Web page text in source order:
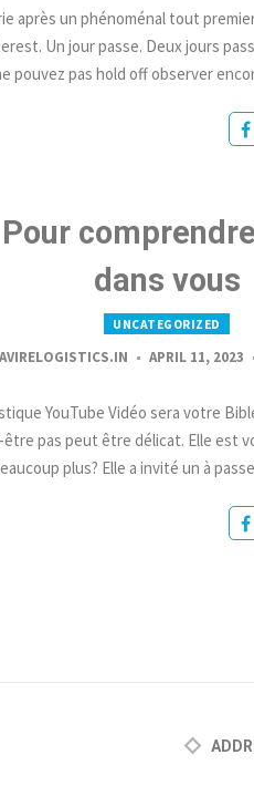
après un phénoménal tout
Un jour passe. Deux jours
pouvez pas hold off observer
dans vous
UNCATEGORIZED
APRIL 11, 2023
YouTube Vidéo sera votre
pas peut être délicat. Elle est
plus? Elle a invité un à